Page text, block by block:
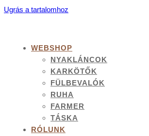
Ugrás a tartalomhoz
WEBSHOP
NYAKLÁNCOK
KARKÖTŐK
FÜLBEVALÓK
RUHA
FARMER
TÁSKA
RÓLUNK